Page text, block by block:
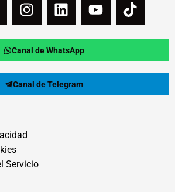
Canal de WhatsApp
Canal de Telegram
Servicio